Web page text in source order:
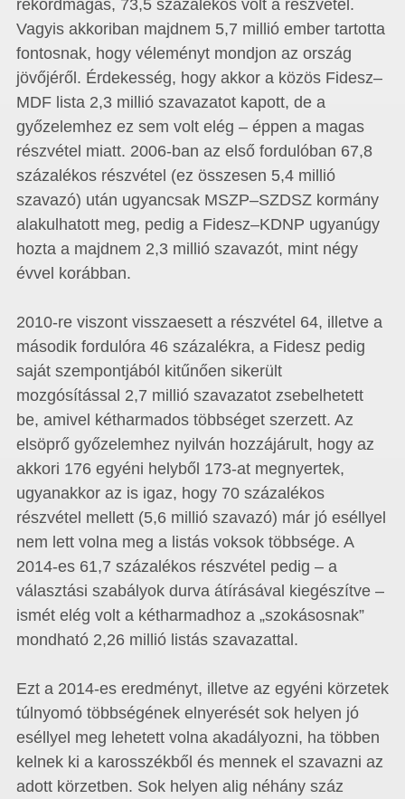
rekordmagas, 73,5 százalékos volt a részvétel.
Vagyis akkoriban majdnem 5,7 millió ember tartotta
fontosnak, hogy véleményt mondjon az ország
jövőjéről. Érdekesség, hogy akkor a közös Fidesz–
MDF lista 2,3 millió szavazatot kapott, de a
győzelemhez ez sem volt elég – éppen a magas
részvétel miatt. 2006-ban az első fordulóban 67,8
százalékos részvétel (ez összesen 5,4 millió
szavazó) után ugyancsak MSZP–SZDSZ kormány
alakulhatott meg, pedig a Fidesz–KDNP ugyanúgy
hozta a majdnem 2,3 millió szavazót, mint négy
évvel korábban.
2010-re viszont visszaesett a részvétel 64, illetve a
második fordulóra 46 százalékra, a Fidesz pedig
saját szempontjából kitűnően sikerült
mozgósítással 2,7 millió szavazatot zsebelhetett
be, amivel kétharmados többséget szerzett. Az
elsöprő győzelemhez nyilván hozzájárult, hogy az
akkori 176 egyéni helyből 173-at megnyertek,
ugyanakkor az is igaz, hogy 70 százalékos
részvétel mellett (5,6 millió szavazó) már jó eséllyel
nem lett volna meg a listás voksok többsége. A
2014-es 61,7 százalékos részvétel pedig – a
választási szabályok durva átírásával kiegészítve –
ismét elég volt a kétharmadhoz a „szokásosnak”
mondható 2,26 millió listás szavazattal.
Ezt a 2014-es eredményt, illetve az egyéni körzetek
túlnyomó többségének elnyerését sok helyen jó
eséllyel meg lehetett volna akadályozni, ha többen
kelnek ki a karosszékből és mennek el szavazni az
adott körzetben. Sok helyen alig néhány száz